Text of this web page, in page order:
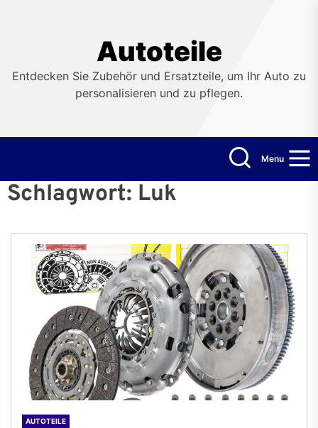
Autoteile
Entdecken Sie Zubehör und Ersatzteile, um Ihr Auto zu
personalisieren und zu pflegen.
Menu
Schlagwort: Luk
AUTOTEILE